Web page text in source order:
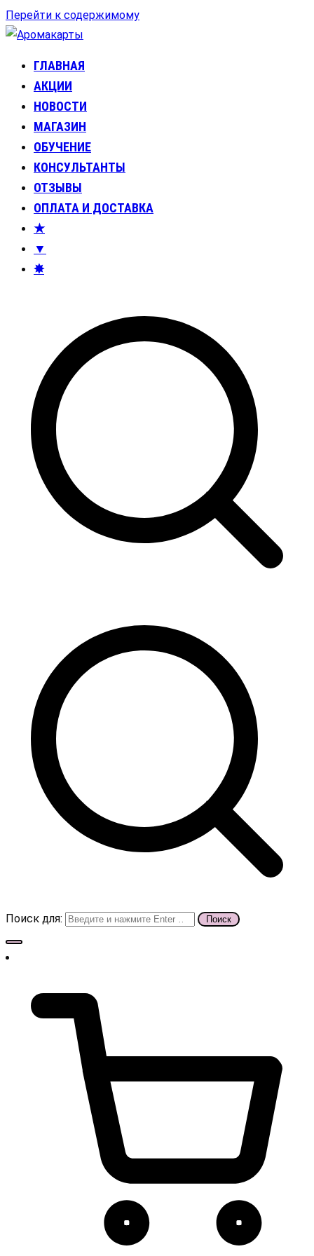
Перейти к содержимому
Аромакарты
Психологические эфирные карты • Аромапсихология
ГЛАВНАЯ
АКЦИИ
НОВОСТИ
МАГАЗИН
ОБУЧЕНИЕ
КОНСУЛЬТАНТЫ
ОТЗЫВЫ
ОПЛАТА И ДОСТАВКА
★
▼
✸
Поиск для: